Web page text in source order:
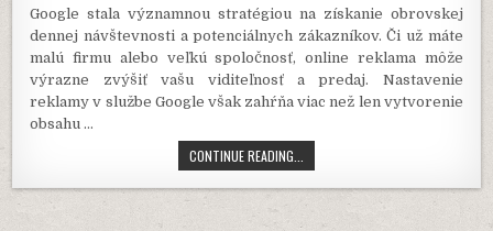
Google stala významnou stratégiou na získanie obrovskej
dennej návštevnosti a potenciálnych zákazníkov. Či už máte
malú firmu alebo veľkú spoločnosť, online reklama môže
výrazne zvýšiť vašu viditeľnosť a predaj. Nastavenie
reklamy v službe Google však zahŕňa viac než len vytvorenie
obsahu …
CONTINUE READING...
SPRÁVNE
NASTAVIŤ
REKLAMU